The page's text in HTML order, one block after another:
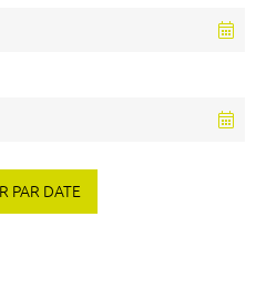
PAR DATE